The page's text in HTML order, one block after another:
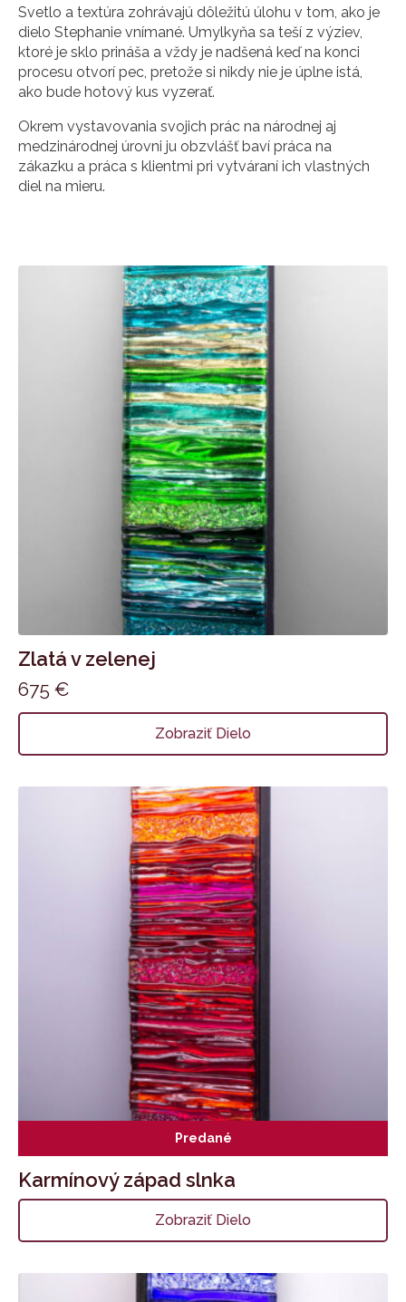
Svetlo a textúra zohrávajú dôležitú úlohu v tom, ako je
dielo Stephanie vnímané. Umylkyňa sa teší z výziev,
ktoré je sklo prináša a vždy je nadšená keď na konci
procesu otvorí pec, pretože si nikdy nie je úplne istá,
ako bude hotový kus vyzerať.
Okrem vystavovania svojich prác na národnej aj
medzinárodnej úrovni ju obzvlášť baví práca na
zákazku a práca s klientmi pri vytváraní ich vlastných
diel na mieru.
Zlatá v zelenej
675 €
Zobraziť Dielo
Predané
Karmínový západ slnka
Zobraziť Dielo